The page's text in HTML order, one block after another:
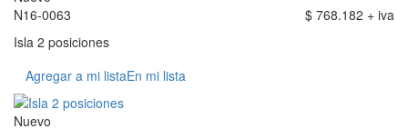
N16-0063
$ 768.182 + iva
Isla 2 posiciones
Agregar a mi listaEn mi lista
Nuevo